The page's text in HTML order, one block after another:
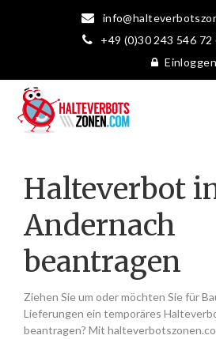
+49 (0)30 243 546 72
Einloggen
Halteverbot
Andernach
beantragen
Ziehen Sie um oder möchten Sie für
Lieferungen ein temporäres
beantragen? Mit